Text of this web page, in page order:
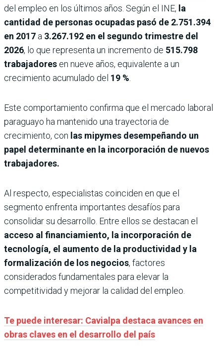
del empleo en los últimos años. Según el INE, la
cantidad de personas ocupadas pasó de 2.751.394
en 2017 a 3.267.192 en el segundo trimestre del
2026, lo que representa un incremento de 515.798
trabajadores en nueve años, equivalente a un
crecimiento acumulado del 19 %
Este comportamiento confirma que el mercado laboral
paraguayo ha mantenido una trayectoria de
crecimiento, con las mipymes desempeñando un
papel determinante en la incorporación de nuevos
trabajadores.
Al respecto, especialistas coinciden en que el
segmento enfrenta importantes desafíos para
consolidar su desarrollo. Entre ellos se destacan el
acceso al financiamiento, la incorporación de
tecnología, el aumento de la productividad y la
formalización de los negocios, factores
considerados fundamentales para elevar la
competitividad y mejorar la calidad del empleo.
Te puede interesar: Cavialpa destaca avances en
obras claves en el desarrollo del país